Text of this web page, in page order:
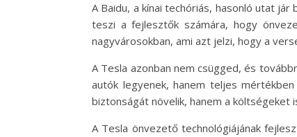
A Baidu, a kínai techóriás, hasonló utat
teszi a fejlesztők számára, hogy
nagyvárosokban, ami azt jelzi, hogy a
A Tesla azonban nem csügged, és
autók legyenek, hanem teljes
biztonságát növelik, hanem a költségeket
A Tesla önvezető technológiájának